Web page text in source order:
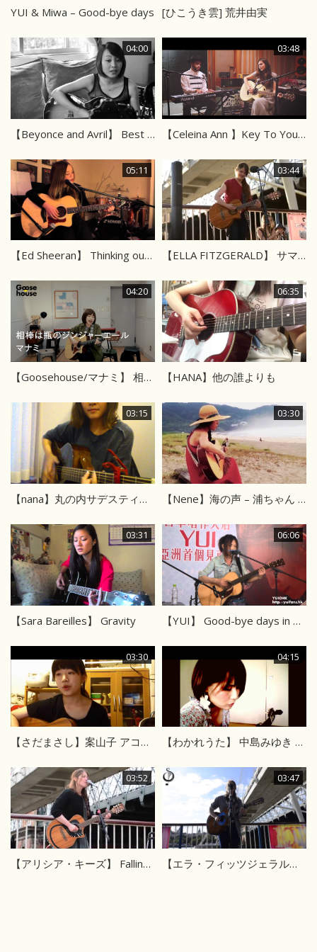
YUI & Miwa – Good-bye days [ひこうき雲] 荒井由実
04:00
【Beyonce and Avril】 Best Thing I Never Had, Why Medley
03:48
【Celeina Ann 】Key To Your Heart feat.Matt Cab
05:11
【Ed Sheeran】 Thinking out loud
03:44
【ELLA FITZGERALD】 サマータイム
04:20
【Goosehouse/マナミ】 相棒は瓶のジンジャーエール
06:35
【HANA】他の誰よりも
03:15
【nana】丸の内サデスティック-椎名林檎
03:30
【Nene】海の声 – 浦ちゃん カバー
03:31
【Sara Bareilles】 Gravity
06:06
【YUI】 Good-bye days in 香港
03:30
【さだまさし】案山子 アコギカバー
04:15
【わかれうた】 中島みゆき カバー
03:52
【アリシア・キーズ】 Falling – ALICIA KEYES
03:47
【エラ・フィッツジェラルド】サマータイム